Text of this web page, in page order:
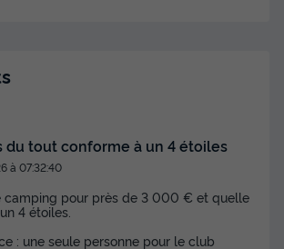
du tout conforme à un 4 étoiles
à 07:32:40
camping pour près de 3 000 € et quelle
4 étoiles.
: une seule personne pour le club